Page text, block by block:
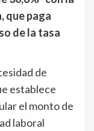
que paga
de la tasa
de
establece
el monto de
laboral